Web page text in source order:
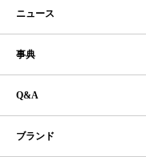
ニュース
事典
Q&A
ブランド